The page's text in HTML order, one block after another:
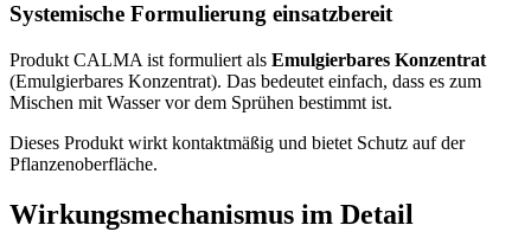
Systemische Formulierung einsatzbereit
Produkt CALMA ist formuliert als Emulgierbares Konzentrat
(Emulgierbares Konzentrat). Das bedeutet einfach, dass es zum
Mischen mit Wasser vor dem Sprühen bestimmt ist.
Dieses Produkt wirkt kontaktmäßig und bietet Schutz auf der
Pflanzenoberfläche.
Wirkungsmechanismus im Detail